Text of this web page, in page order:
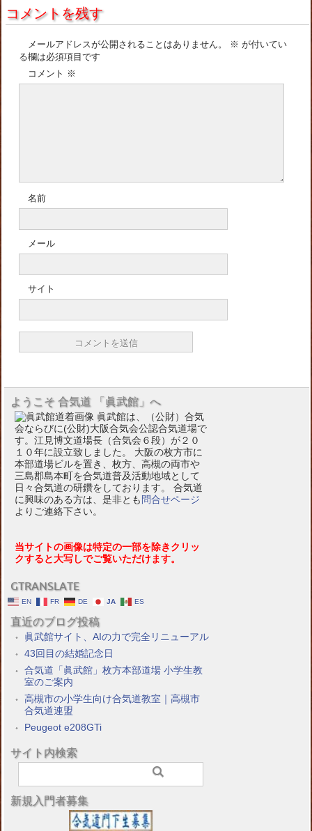
コメントを残す
メールアドレスが公開されることはありません。 ※ が付いてい
る欄は必須項目です
コメント ※
名前
メール
サイト
ようこそ 合気道 「眞武館」へ
眞武館は、（公財）合気
会ならびに(公財)大阪合気会公認合気道場で
す。江見博文道場長（合気会６段）が２０
１０年に設立致しました。 大阪の枚方市に
本部道場ビルを置き、枚方、高槻の両市や
三島郡島本町を合気道普及活動地域として
日々合気道の研鑽をしております。 合気道
に興味のある方は、是非とも 問合せページ
よりご連絡下さい。
当サイトの画像は特定の一部を除きクリッ
クすると大写しでご覧いただけます。
GTRANSLATE
EN FR DE JA ES
直近のブログ投稿
眞武館サイト、AIの力で完全リニューアル
43回目の結婚記念日
合気道「眞武館」枚方本部道場 小学生教
室のご案内
高槻市の小学生向け合気道教室｜高槻市
合気道連盟
Peugeot e208GTi
サイト内検索
新規入門者募集